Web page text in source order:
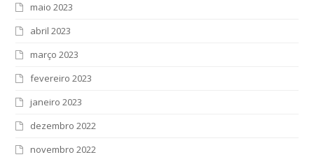
maio 2023
abril 2023
março 2023
fevereiro 2023
janeiro 2023
dezembro 2022
novembro 2022